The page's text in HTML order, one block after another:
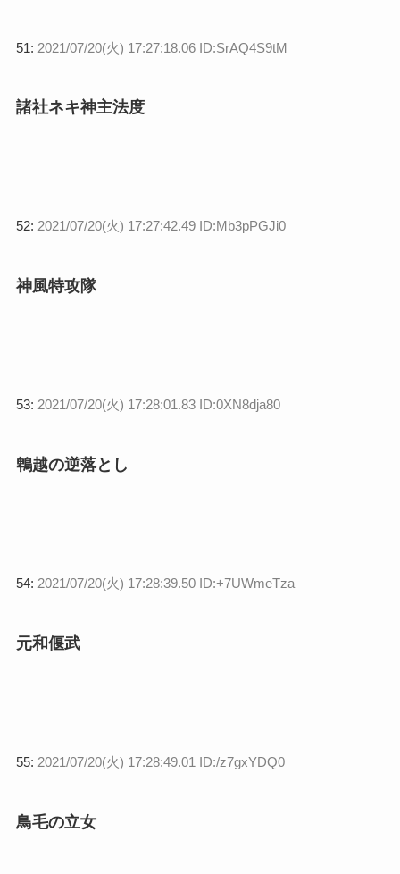
51: 2021/07/20(火) 17:27:18.06 ID:SrAQ4S9tM
諸社ネキ神主法度
52: 2021/07/20(火) 17:27:42.49 ID:Mb3pPGJi0
神風特攻隊
53: 2021/07/20(火) 17:28:01.83 ID:0XN8dja80
鵯越の逆落とし
54: 2021/07/20(火) 17:28:39.50 ID:+7UWmeTza
元和偃武
55: 2021/07/20(火) 17:28:49.01 ID:/z7gxYDQ0
鳥毛の立女